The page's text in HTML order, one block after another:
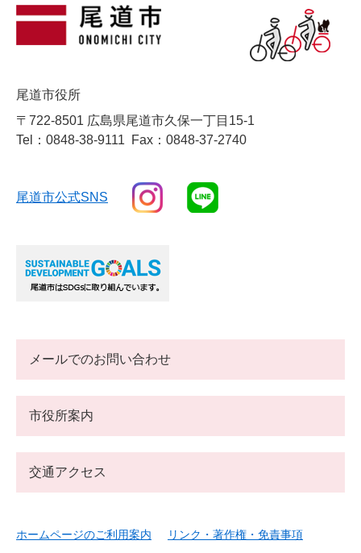
尾道市役所
〒722-8501 広島県尾道市久保一丁目15-1
Tel：0848-38-9111
Fax：0848-37-2740
尾道市公式SNS
メールでのお問い合わせ
市役所案内
交通アクセス
ホームページのご利用案内 リンク・著作権・免責事項